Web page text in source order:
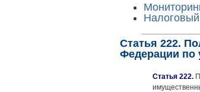
Статья 222.
Федерации по
Статья 222.